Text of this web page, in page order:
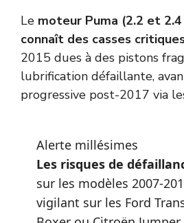
Le moteur Puma (2.2 et 2.4
connaît des casses
2015 dues à des pistons
lubrification défaillante,
progressive post-2017 via
Alerte millésimes
Les risques de
sur les modèles 2007-
vigilant sur les Ford